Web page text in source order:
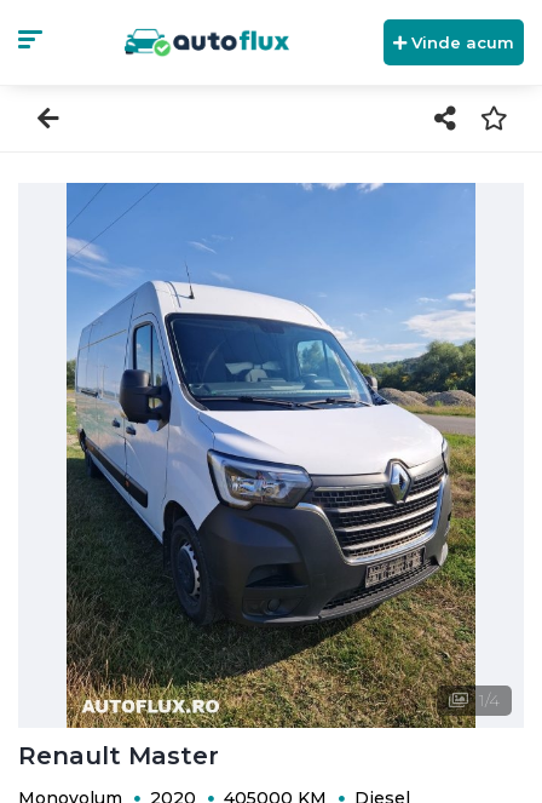
Vinde acum
1/4
Renault Master
Monovolum 2020 405000 KM Diesel